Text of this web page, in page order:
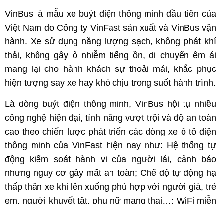
VinBus là mẫu xe buýt điện thông minh đầu tiên của
Việt Nam do Công ty VinFast sản xuất và VinBus vận
hành. Xe sử dụng năng lượng sạch, không phát khí
thải, không gây ô nhiễm tiếng ồn, di chuyển êm ái
mang lại cho hành khách sự thoải mái, khắc phục
hiện tượng say xe hay khó chịu trong suốt hành trình.
Là dòng buýt điện thông minh, VinBus hội tụ nhiều
công nghệ hiện đại, tính năng vượt trội và độ an toàn
cao theo chiến lược phát triển các dòng xe ô tô điện
thông minh của VinFast hiện nay như: Hệ thống tự
động kiểm soát hành vi của người lái, cảnh báo
những nguy cơ gây mất an toàn; Chế độ tự động hạ
thấp thân xe khi lên xuống phù hợp với người già, trẻ
em, người khuyết tật, phụ nữ mang thai…; WiFi miễn